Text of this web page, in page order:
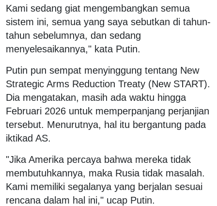
Kami sedang giat mengembangkan semua
sistem ini, semua yang saya sebutkan di tahun-
tahun sebelumnya, dan sedang
menyelesaikannya," kata Putin.
Putin pun sempat menyinggung tentang New
Strategic Arms Reduction Treaty (New START).
Dia mengatakan, masih ada waktu hingga
Februari 2026 untuk memperpanjang perjanjian
tersebut. Menurutnya, hal itu bergantung pada
iktikad AS.
"Jika Amerika percaya bahwa mereka tidak
membutuhkannya, maka Rusia tidak masalah.
Kami memiliki segalanya yang berjalan sesuai
rencana dalam hal ini," ucap Putin.